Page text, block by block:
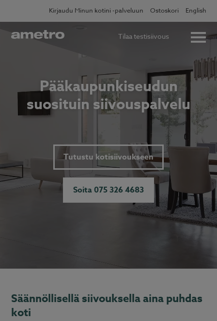
to
content
Kirjaudu Minun kotini -palveluun Ostoskori English
Tilaa testisiivous
Pääkaupunkiseudun
suosituin siivouspalvelu
Tutustu kotisiivoukseen
Soita 075 326 4683
Säännöllisellä siivouksella aina puhdas
koti